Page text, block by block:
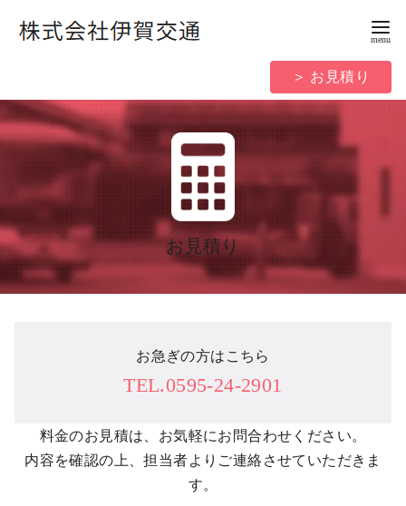
へ
＞ お見積り
お見積り
お急ぎの方はこちら
TEL.0595-24-2901
料金のお見積は、お気軽にお問合わせください。
内容を確認の上、担当者よりご連絡させていただきま
す。